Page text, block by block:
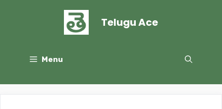
Telugu Ace
Menu